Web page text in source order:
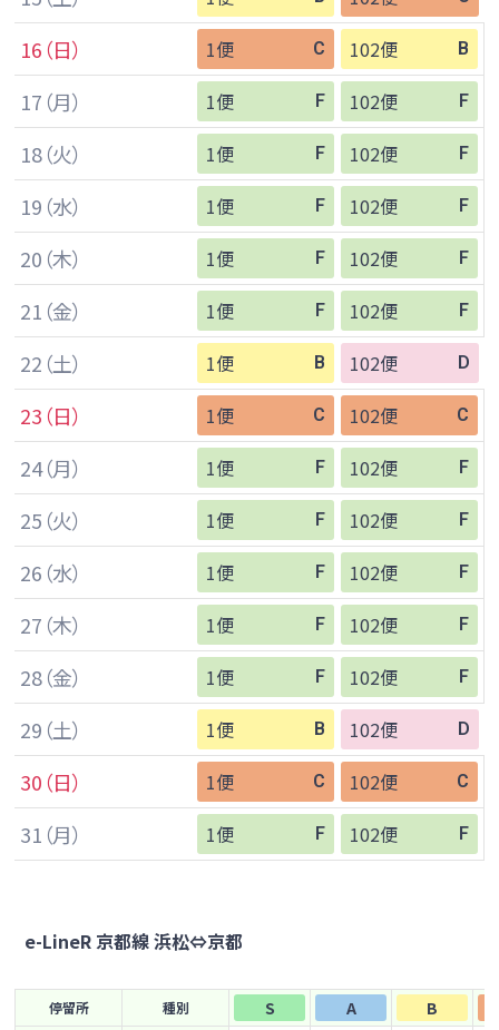
16（日） 1便 C 102便 B
17 （月） 1便 F 102便 F
18（火） 1便 F 102便 F
19 （水） 1便 F 102便 F
20 （木） 1便 F 102便 F
21 （金） 1便 F 102便 F
22 （土） 1便 B 102便 D
23（日） 1便 C 102便 C
24（月） 1便 F 102便 F
25 （火） 1便 F 102便 F
26 （水） 1便 F 102便 F
27 （木） 1便 F 102便 F
28（金） 1便 F 102便 F
29 （土） 1便 B 102便 D
30（日） 1便 C 102便 C
31 （月） 1便 F 102便 F
e-LineR 京都線 浜松⇔京都
停留所 種別 S A B